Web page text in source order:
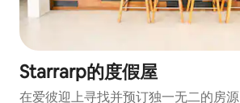
Starrarp的度假屋
在爱彼迎上寻找并预订独一无二的房源